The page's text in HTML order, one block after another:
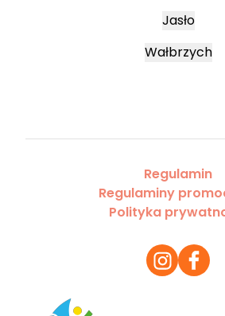
Jasło
Wałbrzych
Regulamin
Regulaminy
Polityka